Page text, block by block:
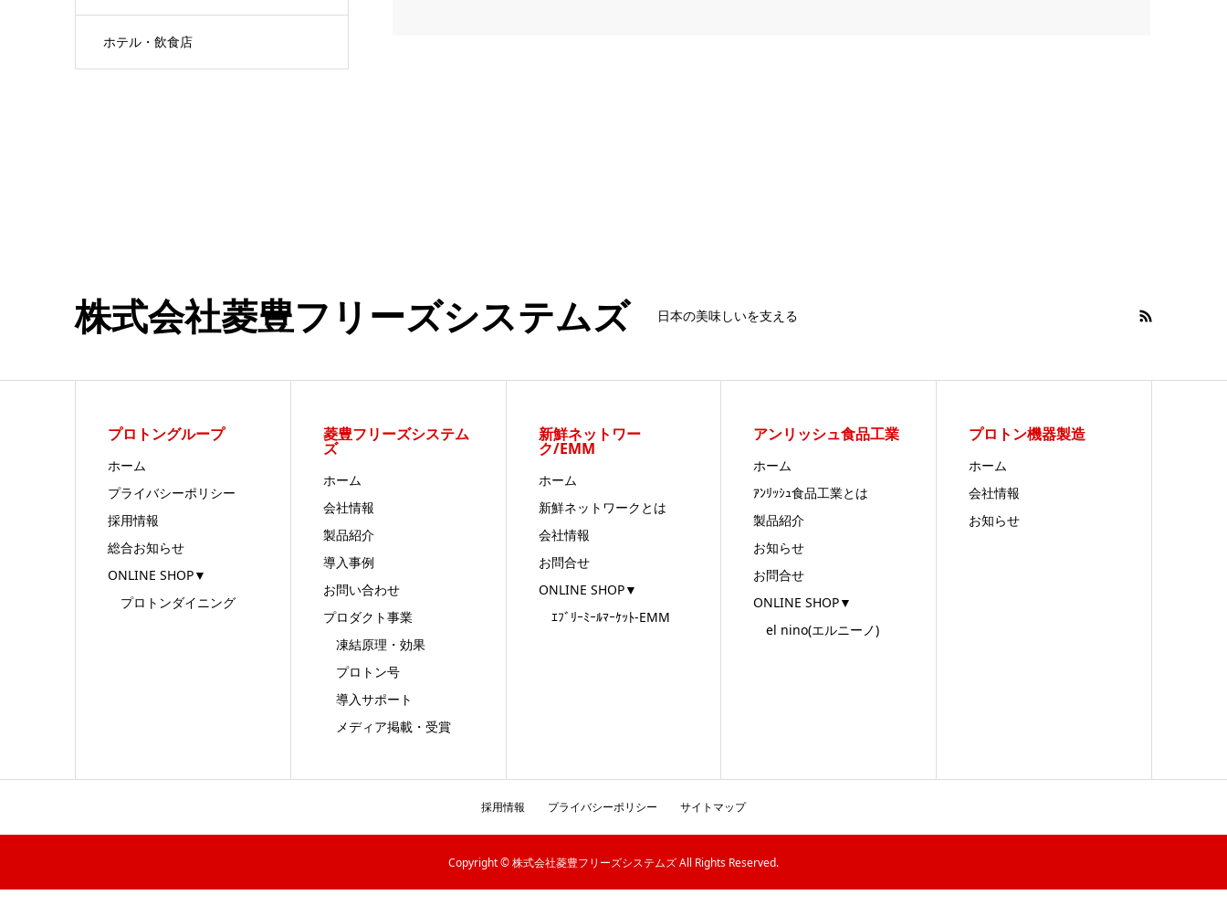
ホテル・飲食店
株式会社菱豊フリーズシステムズ 日本の美味しいを支える
プロトングループ
ホーム
プライバシーポリシー
採用情報
総合お知らせ
ONLINE SHOP▼
プロトンダイニング
菱豊フリーズシステム
ズ
ホーム
会社情報
製品紹介
導入事例
お問い合わせ
プロダクト事業
凍結原理・効果
プロトン号
導入サポート
メディア掲載・受賞
新鮮ネットワー
ク/EMM
ホーム
新鮮ネットワークとは
会社情報
お問合せ
ONLINE SHOP▼
ｴﾌﾞﾘｰﾐｰﾙﾏｰｹｯﾄ-EMM
アンリッシュ食品工業
ホーム
ｱﾝﾘｯｼｭ食品工業とは
製品紹介
お知らせ
お問合せ
ONLINE SHOP▼
el nino(エルニーノ)
プロトン機器製造
ホーム
会社情報
お知らせ
採用情報 プライバシーポリシー サイトマップ
Copyright © 株式会社菱豊フリーズシステムズ All Rights Reserved.